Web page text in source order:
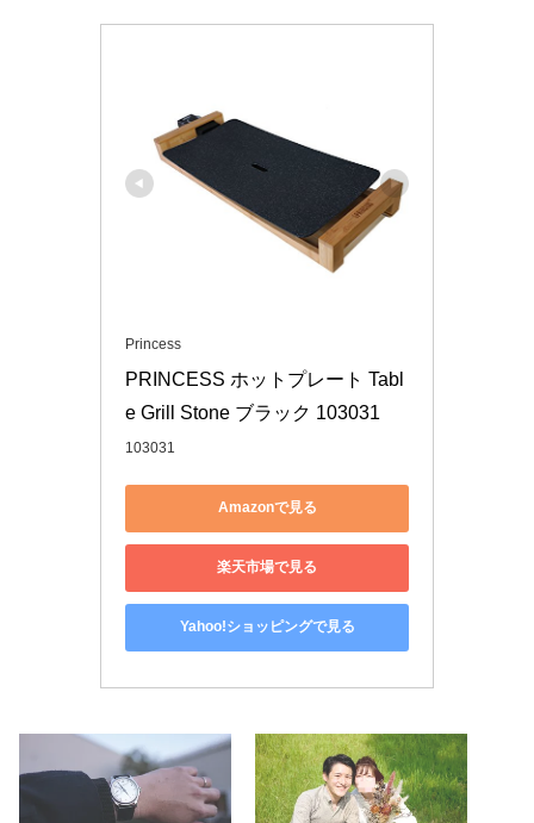
Princess
PRINCESS ホットプレート Tabl
e Grill Stone ブラック 103031
103031
Amazonで見る
楽天市場で見る
Yahoo!ショッピングで見る